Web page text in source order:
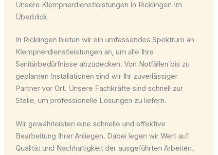
Unsere Klempnerdienstleistungen In Ricklingen Im
Überblick
In Ricklingen bieten wir ein umfassendes Spektrum an
Klempnerdienstleistungen an, um alle Ihre
Sanitärbedürfnisse abzudecken. Von Notfällen bis zu
geplanten Installationen sind wir Ihr zuverlässiger
Partner vor Ort. Unsere Fachkräfte sind schnell zur
Stelle, um professionelle Lösungen zu liefern.
Wir gewährleisten eine schnelle und effektive
Bearbeitung Ihrer Anliegen. Dabei legen wir Wert auf
Qualität und Nachhaltigkeit der ausgeführten Arbeiten.